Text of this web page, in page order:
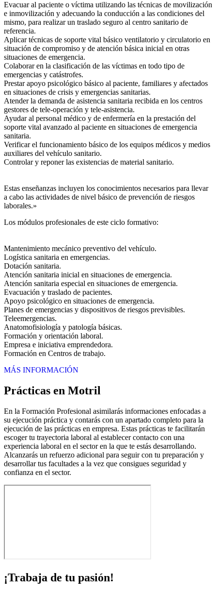
Evacuar al paciente o víctima utilizando las técnicas de movilización
e inmovilización y adecuando la conducción a las condiciones del
mismo, para realizar un traslado seguro al centro sanitario de
referencia.
Aplicar técnicas de soporte vital básico ventilatorio y circulatorio en
situación de compromiso y de atención básica inicial en otras
situaciones de emergencia.
Colaborar en la clasificación de las víctimas en todo tipo de
emergencias y catástrofes.
Prestar apoyo psicológico básico al paciente, familiares y afectados
en situaciones de crisis y emergencias sanitarias.
Atender la demanda de asistencia sanitaria recibida en los centros
gestores de tele-operación y tele-asistencia.
Ayudar al personal médico y de enfermería en la prestación del
soporte vital avanzado al paciente en situaciones de emergencia
sanitaria.
Verificar el funcionamiento básico de los equipos médicos y medios
auxiliares del vehículo sanitario.
Controlar y reponer las existencias de material sanitario.
Estas enseñanzas incluyen los conocimientos necesarios para llevar
a cabo las actividades de nivel básico de prevención de riesgos
laborales.»
Los módulos profesionales de este ciclo formativo:
Mantenimiento mecánico preventivo del vehículo.
Logística sanitaria en emergencias.
Dotación sanitaria.
Atención sanitaria inicial en situaciones de emergencia.
Atención sanitaria especial en situaciones de emergencia.
Evacuación y traslado de pacientes.
Apoyo psicológico en situaciones de emergencia.
Planes de emergencias y dispositivos de riesgos previsibles.
Teleemergencias.
Anatomofisiología y patología básicas.
Formación y orientación laboral.
Empresa e iniciativa emprendedora.
Formación en Centros de trabajo.
MÁS INFORMACIÓN
Prácticas en Motril
En la Formación Profesional asimilarás informaciones enfocadas a
su ejecución práctica y contarás con un apartado completo para la
ejecución de las prácticas en empresa. Estas prácticas te facilitarán
escoger tu trayectoria laboral al establecer contacto con una
experiencia laboral en el sector en la que te estás desarrollando.
Alcanzarás un refuerzo adicional para seguir con tu preparación y
desarrollar tus facultades a la vez que consigues seguridad y
confianza en el sector.
¡Trabaja de tu pasión!